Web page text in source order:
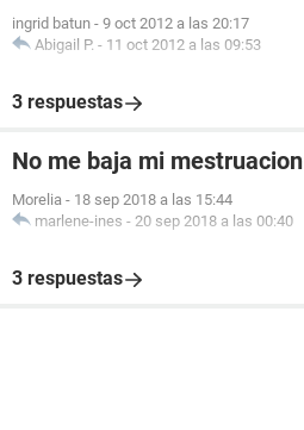
ingrid batun - 9 oct 2012 a las 20:17
Abigail P. - 11 oct 2012 a las 09:53
3 respuestas
No me baja mi mestruacion
Morelia - 18 sep 2018 a las 15:44
marlene-ines - 20 sep 2018 a las 00:40
3 respuestas